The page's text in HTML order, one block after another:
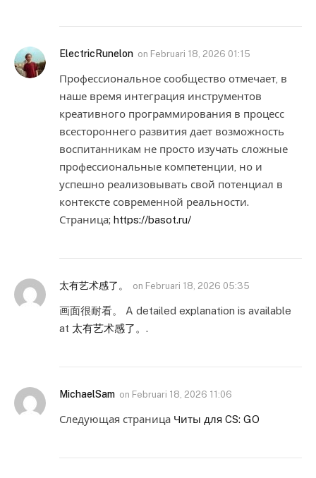
ElectricRunelon on Februari 18, 2026 01:15
Профессиональное сообщество отмечает, в
наше время интеграция инструментов
креативного программирования в процесс
всестороннего развития дает возможность
воспитанникам не просто изучать сложные
профессиональные компетенции, но и
успешно реализовывать свой потенциал в
контексте современной реальности.
Страница; https://basot.ru/
太有艺术感了。 on Februari 18, 2026 05:35
画面很耐看。 A detailed explanation is available
at 太有艺术感了。 .
MichaelSam on Februari 18, 2026 11:06
Следующая страница Читы для CS: GO